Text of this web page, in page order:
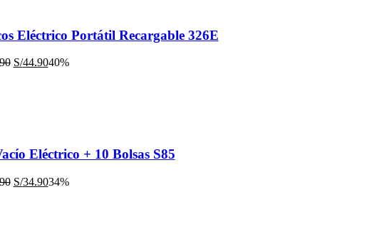
Eléctrico Portátil Recargable 326E
S/44.9040%
Eléctrico + 10 Bolsas S85
S/34.9034%